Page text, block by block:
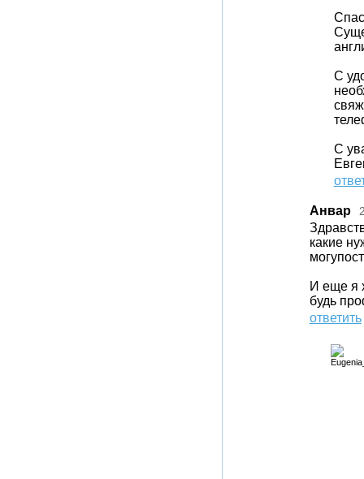
С
С
Анвар
какие
И еще я
будь
ответить